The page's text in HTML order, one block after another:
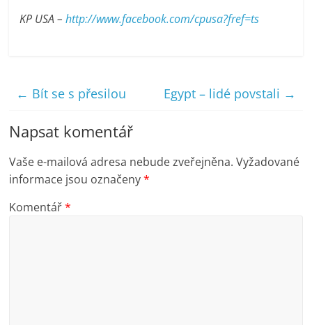
KP USA –http://www.facebook.com/cpusa?fref=ts
← Bít se s přesilou Egypt – lidé povstali →
Napsat komentář
Vaše e-mailová adresa nebude zveřejněna. Vyžadované
informace jsou označeny*
Komentář*